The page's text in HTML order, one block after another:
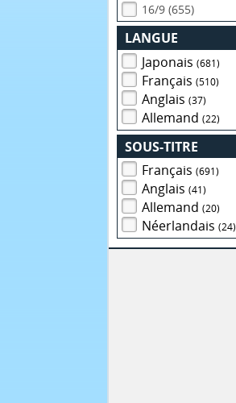
16/9 (655)
LANGUE
Japonais(681)
Français(510)
Anglais(37)
Allemand(22)
SOUS-TITRE
Français(691)
Anglais(41)
Allemand(20)
Néerlandais(24)